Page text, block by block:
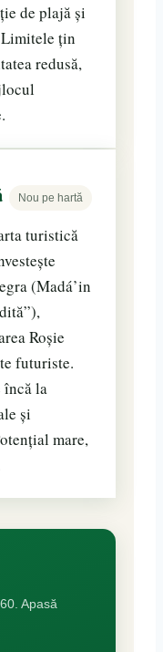
de plajă și
țin
redusă,
Nou pe hartă
turistică
(Madá’in
Roșie
futuriste.
încă la
și
mare,
Apasă